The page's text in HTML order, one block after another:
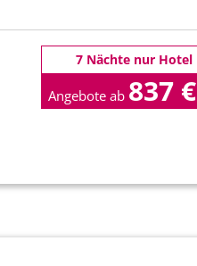
7 Nächte nur Hotel
Angebote ab 837 €